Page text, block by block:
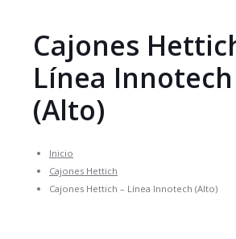
Cajones
Línea Innotech
(Alto)
Inicio
Cajones Hettich
Cajones Hettich – Línea Innotech (Alto)